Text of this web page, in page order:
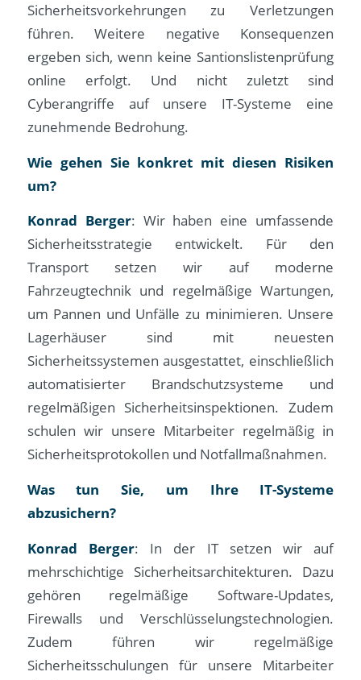
Sicherheitsvorkehrungen zu Verletzungen
führen. Weitere negative Konsequenzen
ergeben sich, wenn keine Santionslistenprüfung
online erfolgt. Und nicht zuletzt sind
Cyberangriffe auf unsere IT-Systeme eine
zunehmende Bedrohung.
Wie gehen Sie konkret mit diesen Risiken
um?
Konrad Berger: Wir haben eine umfassende
Sicherheitsstrategie entwickelt. Für den
Transport setzen wir auf moderne
Fahrzeugtechnik und regelmäßige Wartungen,
um Pannen und Unfälle zu minimieren. Unsere
Lagerhäuser sind mit neuesten
Sicherheitssystemen ausgestattet, einschließlich
automatisierter Brandschutzsysteme und
regelmäßigen Sicherheitsinspektionen. Zudem
schulen wir unsere Mitarbeiter regelmäßig in
Sicherheitsprotokollen und Notfallmaßnahmen.
Was tun Sie, um Ihre IT-Systeme
abzusichern?
Konrad Berger: In der IT setzen wir auf
mehrschichtige Sicherheitsarchitekturen. Dazu
gehören regelmäßige Software-Updates,
Firewalls und Verschlüsselungstechnologien.
Zudem führen wir regelmäßige
Sicherheitsschulungen für unsere Mitarbeiter